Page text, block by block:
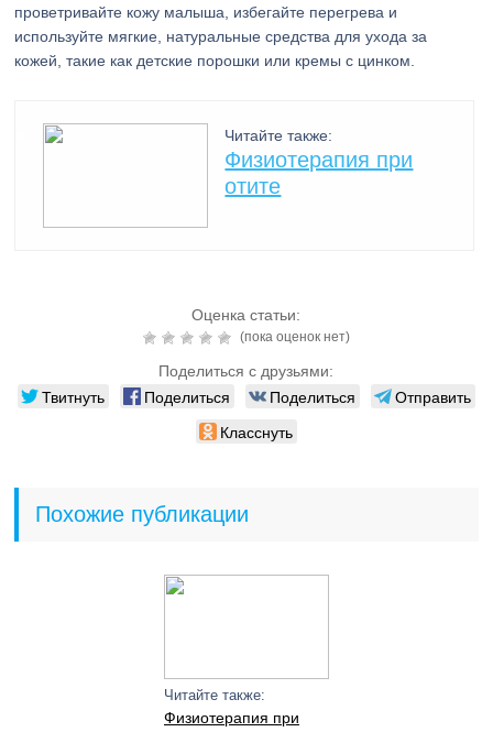
проветривайте кожу малыша, избегайте перегрева и
используйте мягкие, натуральные средства для ухода за
кожей, такие как детские порошки или кремы с цинком.
Читайте также:
Физиотерапия при
отите
Оценка статьи:
(пока оценок нет)
Поделиться с друзьями:
Твитнуть Поделиться Поделиться
Отправить
Класснуть
Похожие публикации
Читайте также:
Физиотерапия при